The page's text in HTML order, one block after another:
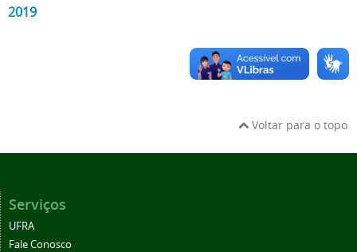
2019
Voltar para o topo
Serviços
UFRA
Fale Conosco